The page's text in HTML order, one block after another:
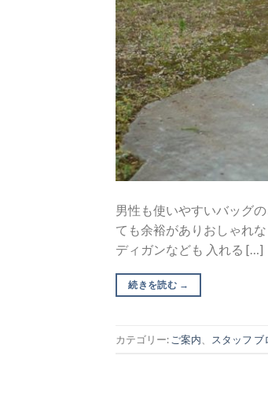
男性も使いやすいバッグ
ても余裕がありおしゃれ
ディガンなども 入れる […]
続きを読む →
カテゴリー: ご案内 スタッフ ブ